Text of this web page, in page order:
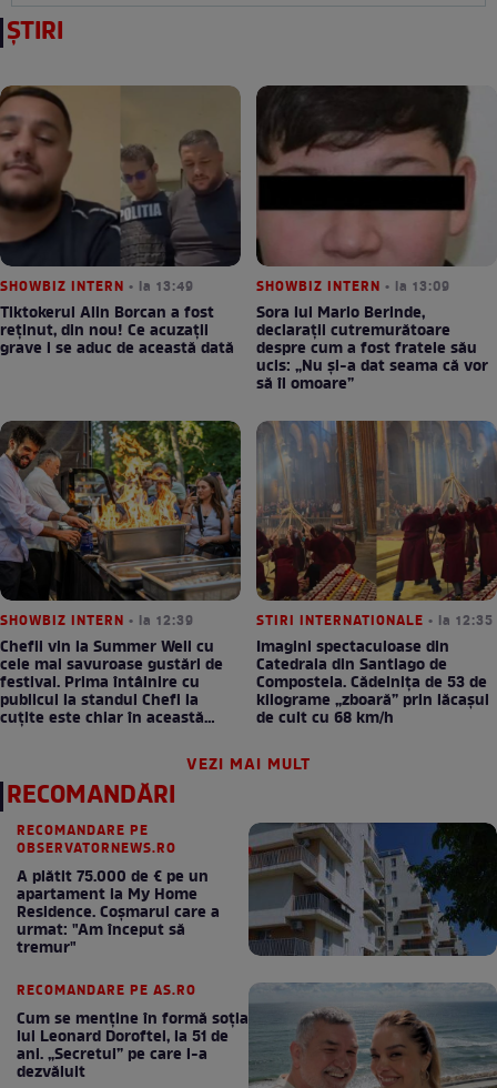
ȘTIRI
SHOWBIZ INTERN • la 13:49
Tiktokerul Alin Borcan a fost
reținut, din nou! Ce acuzații
grave i se aduc de această dată
SHOWBIZ INTERN • la 13:09
Sora lui Mario Berinde,
declarații cutremurătoare
despre cum a fost fratele său
ucis: „Nu și-a dat seama că vor
să îl omoare”
SHOWBIZ INTERN • la 12:39
Chefii vin la Summer Well cu
cele mai savuroase gustări de
festival. Prima întâlnire cu
publicul la standul Chefi la
cuțite este chiar în această
STIRI INTERNATIONALE • la 12:35
Imagini spectaculoase din
Catedrala din Santiago de
Compostela. Cădelnița de 53 de
kilograme „zboară” prin lăcașul
de cult cu 68 km/h
VEZI MAI MULT
RECOMANDĂRI
RECOMANDARE PE
OBSERVATORNEWS.RO
A plătit 75.000 de € pe un
apartament la My Home
Residence. Coşmarul care a
urmat: "Am început să
tremur"
RECOMANDARE PE AS.RO
Cum se menţine în formă soţia
lui Leonard Doroftei, la 51 de
ani. „Secretul” pe care l-a
dezvăluit